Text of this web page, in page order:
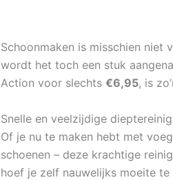
Schoonmaken is misschien niet
wordt het toch een stuk
Action voor slechts €6,95, is
Snelle en veelzijdige
Of je nu te maken hebt met
schoenen – deze krachtige
hoef je zelf nauwelijks moeite